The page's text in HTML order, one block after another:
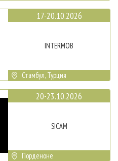
17-20.10.2026
INTERMOB
Стамбул, Турция
20-23.10.2026
SICAM
Порденоне